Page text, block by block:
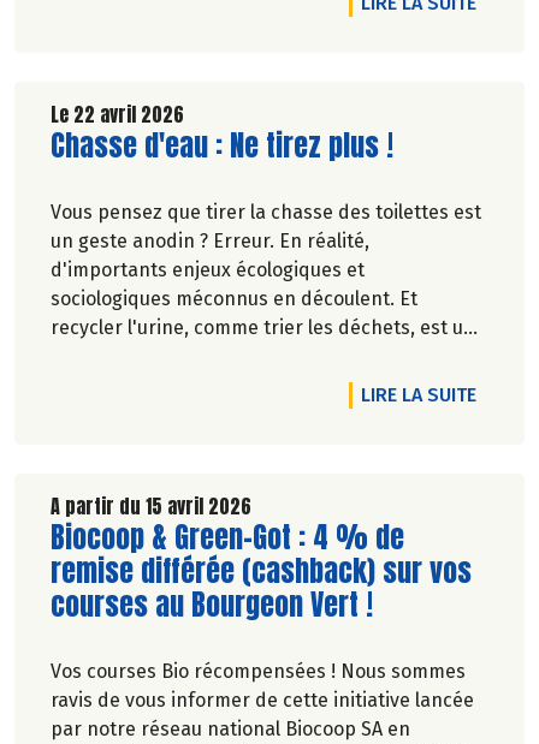
Le 22 avril 2026
Lire la suite de l'article
Chasse d'eau : Ne tirez plus !
Vous pensez que tirer la chasse des toilettes est
un geste anodin ? Erreur. En réalité,
d'importants enjeux écologiques et
sociologiques méconnus en découlent. Et
recycler l'urine, comme trier les déchets, est une
LIRE LA SUITEDE
A partir du 15 avril 2026
Lire la suite de l'article
Biocoop & Green-Got : 4 % de
remise différée (cashback) sur vos
courses au Bourgeon Vert !
Vos courses Bio récompensées ! Nous sommes
ravis de vous informer de cette initiative lancée
par notre réseau national Biocoop SA en